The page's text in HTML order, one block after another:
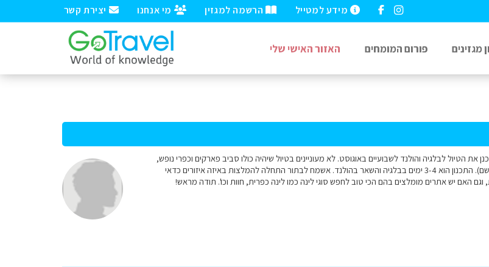
יצירת קשר מי אנחנו הרשמה למגזין מידע למטייל
מגזינים פורום המומחים האזור האישי שלי
(8,6,2) מתחילים לתכנן את הטיול לבלגיה והולנד לשבועיים באוגוסט. לא מעוניינים בטיול שיהיה כולו סביב פארקים וכפרי נופש,
אלא יותר טבע וטיולים (ואטרקציות פה ושם). התכנון הוא 3-4 ימים בבלגיה והשאר בהולנד. אשמח לבתור התחלה להמלצות באיזה איזורים כדאי
האם יש אתרים מומלצים בהם הכי טוב לחפש סוגי לינה כמו לינה כפרית, חוות וכו'. תודה מראש!